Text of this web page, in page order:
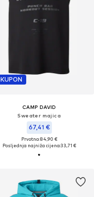
KUPON
CAMP DAVID
Sweater majica
67,41 €
Prvotno: 84,90 €
Posljednja najniža cijena:33,71 €